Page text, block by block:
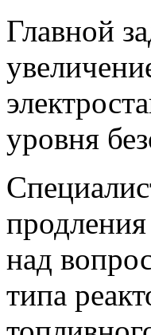
Главной
уровня
над
типа